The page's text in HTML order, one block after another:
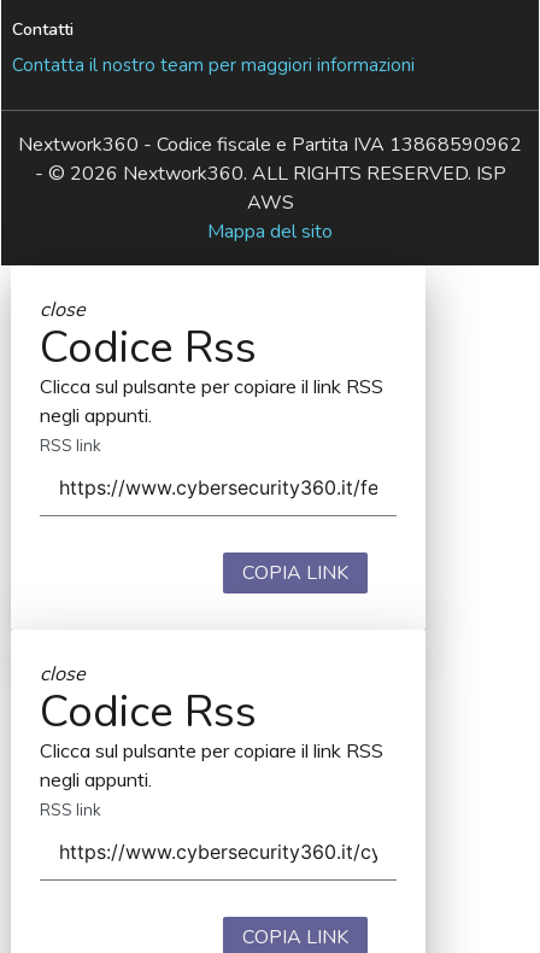
Contatti
Contatta il nostro team per maggiori informazioni
Nextwork360 - Codice fiscale e Partita IVA 13868590962
- © 2026 Nextwork360. ALL RIGHTS RESERVED. ISP
AWS
Mappa del sito
close
Codice Rss
Clicca sul pulsante per copiare il link RSS
negli appunti.
RSS link
COPIA LINK
close
Codice Rss
Clicca sul pulsante per copiare il link RSS
negli appunti.
RSS link
COPIA LINK